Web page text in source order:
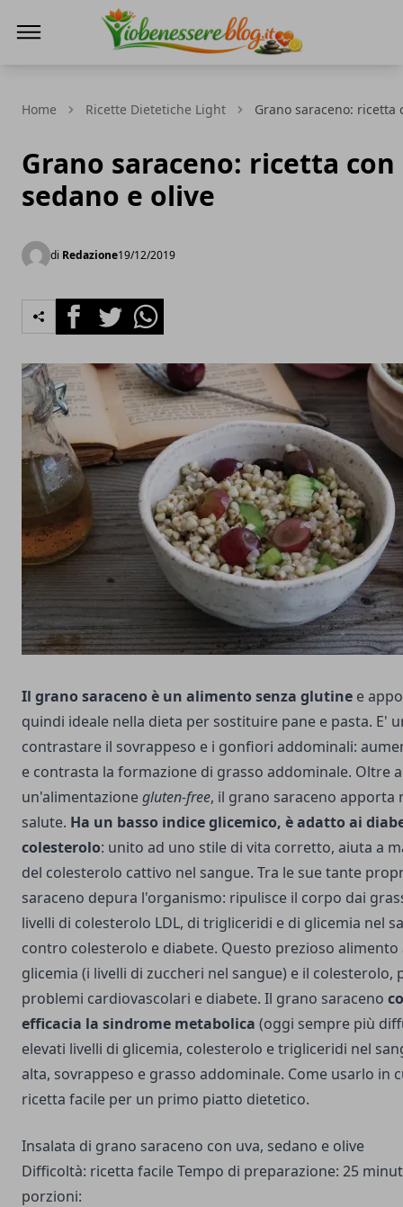
Home Ricette Dietetiche Light Grano saraceno: ricetta
Grano saraceno: ricetta con
sedano e olive
di Redazione19/12/2019
FacebookTwitterWhatsapp
Il grano saraceno è un alimento senza glutine e
quindi ideale nella dieta per sostituire pane e pasta. E'
contrastare il sovrappeso e i gonfiori addominali:
e contrasta la formazione di grasso addominale. Oltre
un'alimentazionegluten-free, il grano saraceno apporta
salute. Ha un basso indice glicemico, è adatto ai
colesterolo: unito ad uno stile di vita corretto, aiuta a
del colesterolo cattivo nel sangue. Tra le sue tante
saraceno depura l'organismo: ripulisce il corpo dai
livelli di colesterolo LDL, di trigliceridi e di glicemia nel
contro colesterolo e diabete. Questo prezioso
glicemia (i livelli di zuccheri nel sangue) e il colesterolo,
problemi cardiovascolari e diabete. Il grano saraceno
efficacia la sindrome metabolica (oggi sempre più
elevati livelli di glicemia, colesterolo e trigliceridi nel
alta, sovrappeso e grasso addominale. Come usarlo in
ricetta facile per un primo piatto dietetico.
Insalata di grano saraceno con uva, sedano e olive
Difficoltà: ricetta facile Tempo di preparazione: 25
porzioni: